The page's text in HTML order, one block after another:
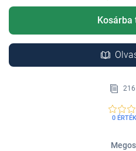
Kosárba
216
0